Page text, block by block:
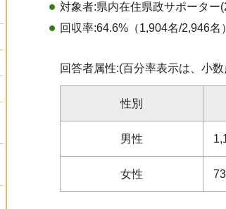
対象者:県内在住県政サポーター
回収率:64.6%（1,904名/2,946名）
回答者属性:(百分率表示は、小
性別
男性
女性